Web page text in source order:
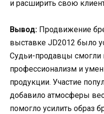
и расширить свою
Вывод: Продвижение
выставке JD2012 было
Судьи-продавцы смогли
профессионализм и
продукции. Участие
добавило атмосферы
помогло усилить образ